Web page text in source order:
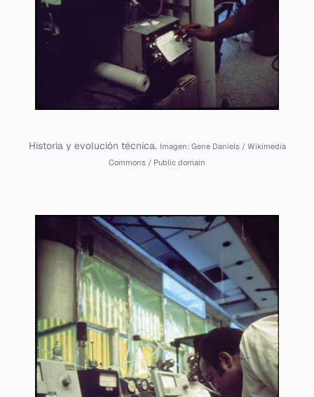
Historia y evolución técnica. Imagen: Gene Daniels / Wikimedia
Commons / Public domain